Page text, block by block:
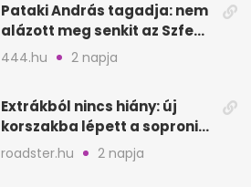
Pataki András tagadja: nem
alázott meg senkit az Szfe
felvételijén
444.hu 2 napja
Extrákból nincs hiány: új
korszakba lépett a soproni
Fagus Hotel
roadster.hu 2 napja